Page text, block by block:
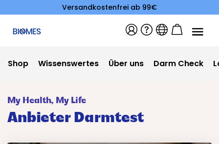
Versandkostenfrei ab 99€
Shop Wissenswertes Über uns Darm Check
My Health, My Life
Anbieter Darmtest